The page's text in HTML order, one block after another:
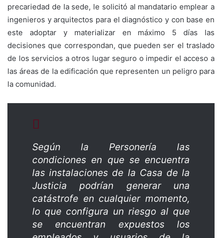
precariedad de la sede, le solicitó al mandatario emplear a
ingenieros y arquitectos para el diagnóstico y con base en
este adoptar y materializar en máximo 5 días las
decisiones que correspondan, que pueden ser el traslado
de los servicios a otros lugar seguro o impedir el acceso a
las áreas de la edificación que representen un peligro para
la comunidad.
Según la Personería las
condiciones en que se encuentra
las instalaciones de la Casa de la
Justicia podrían generar una
catástrofe en cualquier momento,
lo que configura un riesgo al que
se encuentran expuestos los